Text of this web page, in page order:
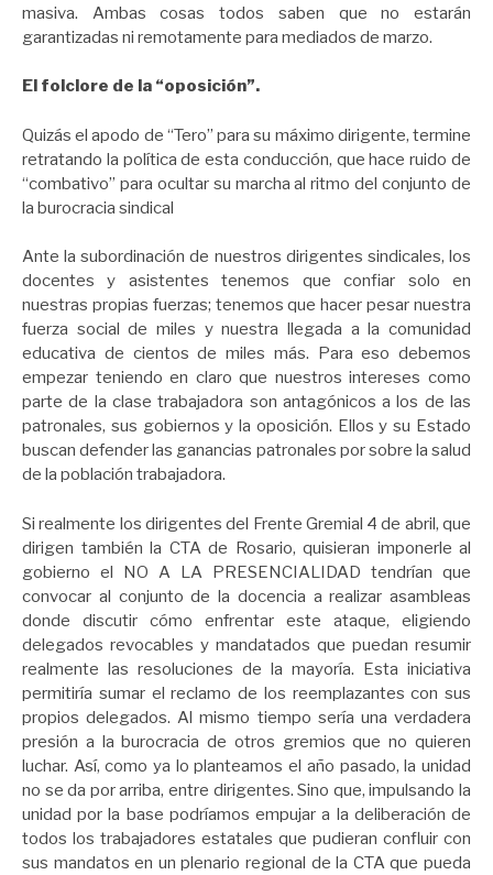
masiva. Ambas cosas todos saben que no estarán
garantizadas ni remotamente para mediados de marzo.
El folclore de la “oposición”.
Quizás el apodo de “Tero” para su máximo dirigente, termine
retratando la política de esta conducción, que hace ruido de
“combativo” para ocultar su marcha al ritmo del conjunto de
la burocracia sindical
Ante la subordinación de nuestros dirigentes sindicales, los
docentes y asistentes tenemos que confiar solo en
nuestras propias fuerzas; tenemos que hacer pesar nuestra
fuerza social de miles y nuestra llegada a la comunidad
educativa de cientos de miles más. Para eso debemos
empezar teniendo en claro que nuestros intereses como
parte de la clase trabajadora son antagónicos a los de las
patronales, sus gobiernos y la oposición. Ellos y su Estado
buscan defender las ganancias patronales por sobre la salud
de la población trabajadora.
Si realmente los dirigentes del Frente Gremial 4 de abril, que
dirigen también la CTA de Rosario, quisieran imponerle al
gobierno el NO A LA PRESENCIALIDAD tendrían que
convocar al conjunto de la docencia a realizar asambleas
donde discutir cómo enfrentar este ataque, eligiendo
delegados revocables y mandatados que puedan resumir
realmente las resoluciones de la mayoría. Esta iniciativa
permitiría sumar el reclamo de los reemplazantes con sus
propios delegados. Al mismo tiempo sería una verdadera
presión a la burocracia de otros gremios que no quieren
luchar. Así, como ya lo planteamos el año pasado, la unidad
no se da por arriba, entre dirigentes. Sino que, impulsando la
unidad por la base podríamos empujar a la deliberación de
todos los trabajadores estatales que pudieran confluir con
sus mandatos en un plenario regional de la CTA que pueda